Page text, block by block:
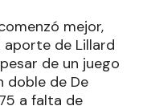
mejor,
aporte de Lillard
de un juego
doble de De
a falta de